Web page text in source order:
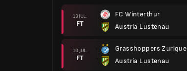
13 JUL.
FT
FC Winterthur
Austria Lustenau
10 JUL.
FT
Grasshoppers Zurique
Austria Lustenau